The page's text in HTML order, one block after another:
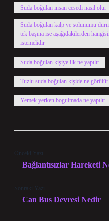
Suda boğulan insan cesedi nasıl olur
Suda boğulan kalp ve solunumu
tek başına ise aşağıdakilerden
istemelidir
Suda boğulan kişiye ilk ne yapılır
Tuzlu suda boğulan kişide ne görülür
Yemek yerken bogulmada ne yapılır
Önceki Yazı
Bağlantısızlar Hareketi
Sonraki Yazı
Can Bus Devresi Nedir